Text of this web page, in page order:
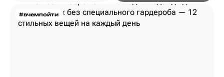
#вчемпойти